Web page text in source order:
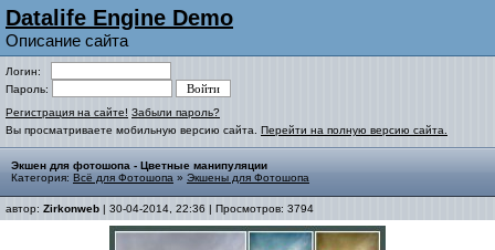
Datalife Engine Demo
Описание сайта
Логин:
Пароль:
Регистрация на сайте! Забыли пароль?
Вы просматриваете мобильную версию сайта. Перейти на полную версию сайта.
Экшен для фотошопа - Цветные манипуляции
Категория: Всё для Фотошопа » Экшены для Фотошопа
автор: Zirkonweb | 30-04-2014, 22:36 | Просмотров: 3794